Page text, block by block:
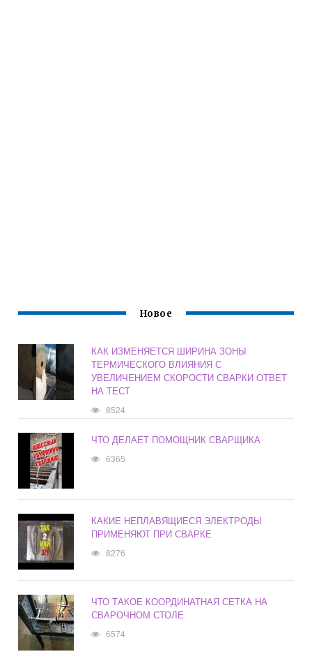
Новое
КАК ИЗМЕНЯЕТСЯ ШИРИНА ЗОНЫ
ТЕРМИЧЕСКОГО ВЛИЯНИЯ С
УВЕЛИЧЕНИЕМ СКОРОСТИ СВАРКИ ОТВЕТ
НА ТЕСТ
8524
ЧТО ДЕЛАЕТ ПОМОЩНИК СВАРЩИКА
6365
КАКИЕ НЕПЛАВЯЩИЕСЯ ЭЛЕКТРОДЫ
ПРИМЕНЯЮТ ПРИ СВАРКЕ
8276
ЧТО ТАКОЕ КООРДИНАТНАЯ СЕТКА НА
СВАРОЧНОМ СТОЛЕ
6574